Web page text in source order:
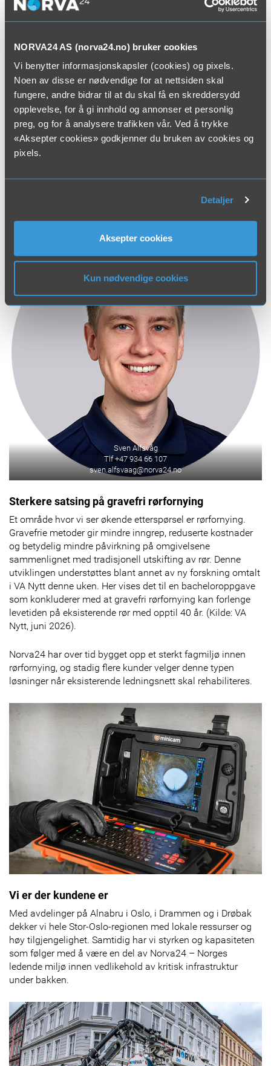
NORVA24 AS (norva24.no) bruker cookies
Vi benytter informasjonskapsler (cookies) og pixels.
Noen av disse er nødvendige for at nettsiden skal
fungere, andre bidrar til at du skal få en skreddersydd
opplevelse, for å gi innhold og annonser et personlig
preg, og for å analysere trafikken vår. Ved å trykke
«Aksepter cookies» godkjenner du bruken av cookies og
pixels.
Detaljer
Aksepter cookies
Kun nødvendige cookies
Terje Hide
Tlf +47 934 66 108
Mail; terje.hide@norva24.no
Chris Åge Hansen
Tlf +47 915 84 915
Sven Alfsvåg
Tlf +47 934 66 107
sven.alfsvaag@norva24.no
Sterkere satsing på gravefri rørfornying
Et område hvor vi ser økende etterspørsel er rørfornying.
Gravefrie metoder gir mindre inngrep, reduserte kostnader
og betydelig mindre påvirkning på omgivelsene
sammenlignet med tradisjonell utskifting av rør. Denne
utviklingen understøttes blant annet av ny forskning omtalt
i VA Nytt denne uken. Her vises det til en bacheloroppgave
som konkluderer med at gravefri rørfornying kan forlenge
levetiden på eksisterende rør med opptil 40 år. (Kilde: VA
Nytt, juni 2026).
Norva24 har over tid bygget opp et sterkt fagmiljø innen
rørfornying, og stadig flere kunder velger denne typen
løsninger når eksisterende ledningsnett skal rehabiliteres.
Vi er der kundene er
Med avdelinger på Alnabru i Oslo, i Drammen og i Drøbak
dekker vi hele Stor-Oslo-regionen med lokale ressurser og
høy tilgjengelighet. Samtidig har vi styrken og kapasiteten
som følger med å være en del av Norva24 – Norges
ledende miljø innen vedlikehold av kritisk infrastruktur
under bakken.